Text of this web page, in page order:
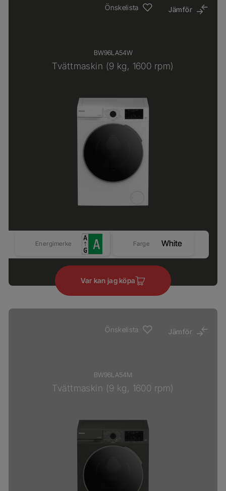
Önskelista Jämför
BW96LA54W
Tvättmaskin (9 kg, 1600 rpm)
Energimerke Farge White
Var kan jag köpa
Önskelista Jämför
BW96LA54M
Tvättmaskin (9 kg, 1600 rpm)